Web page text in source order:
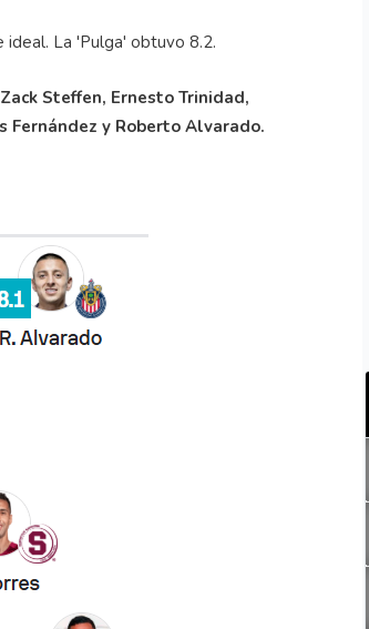
La 'Pulga' obtuvo 8.2.
Steffen, Ernesto Trinidad,
Fernández y Roberto Alvarado.